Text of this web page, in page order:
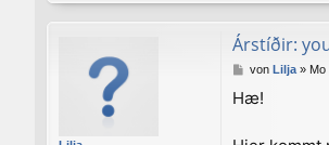
Árstíðir:
B
i
r
von Lilja» Mo
Hæ!